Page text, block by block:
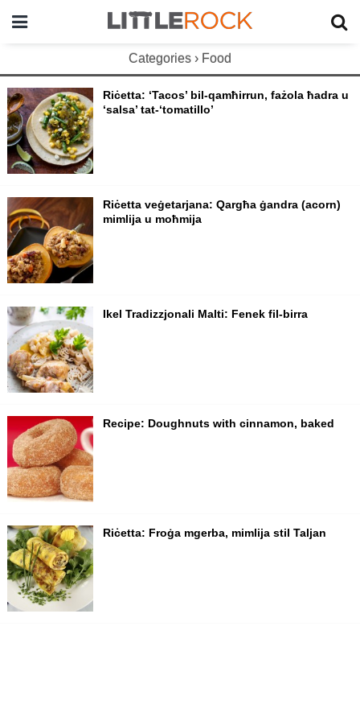
Categories › Food
Riċetta: ‘Tacos’ bil-qamħirrun, fażola ħadra u
‘salsa’ tat-‘tomatillo’
Riċetta veġetarjana: Qargħa ġandra (acorn)
mimlija u moħmija
Ikel Tradizzjonali Malti: Fenek fil-birra
Recipe: Doughnuts with cinnamon, baked
Riċetta: Froġa mgerba, mimlija stil Taljan